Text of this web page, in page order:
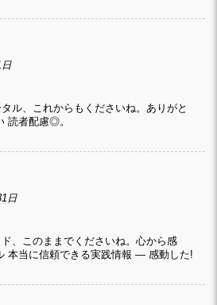
ル、これからもくださいね。ありがと
読者配慮◎。
日
、このままでくださいね。心から感
本当に信頼できる実践情報 — 感動した!